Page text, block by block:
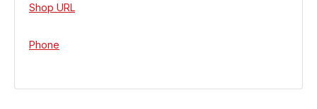
Shop URL
Phone